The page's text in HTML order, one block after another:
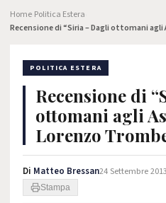
Home Politica Estera
Recensione di “Siria – Dagli ottomani
POLITICA ESTERA
Recensione di
ottomani agli
Lorenzo
Di Matteo Bressan24 Settembre
Stampa